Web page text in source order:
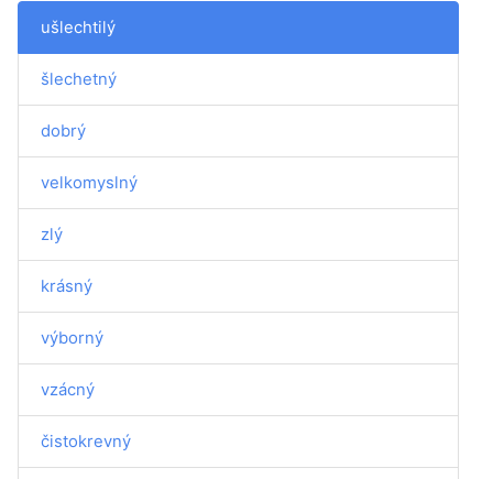
ušlechtilý
šlechetný
dobrý
velkomyslný
zlý
krásný
výborný
vzácný
čistokrevný